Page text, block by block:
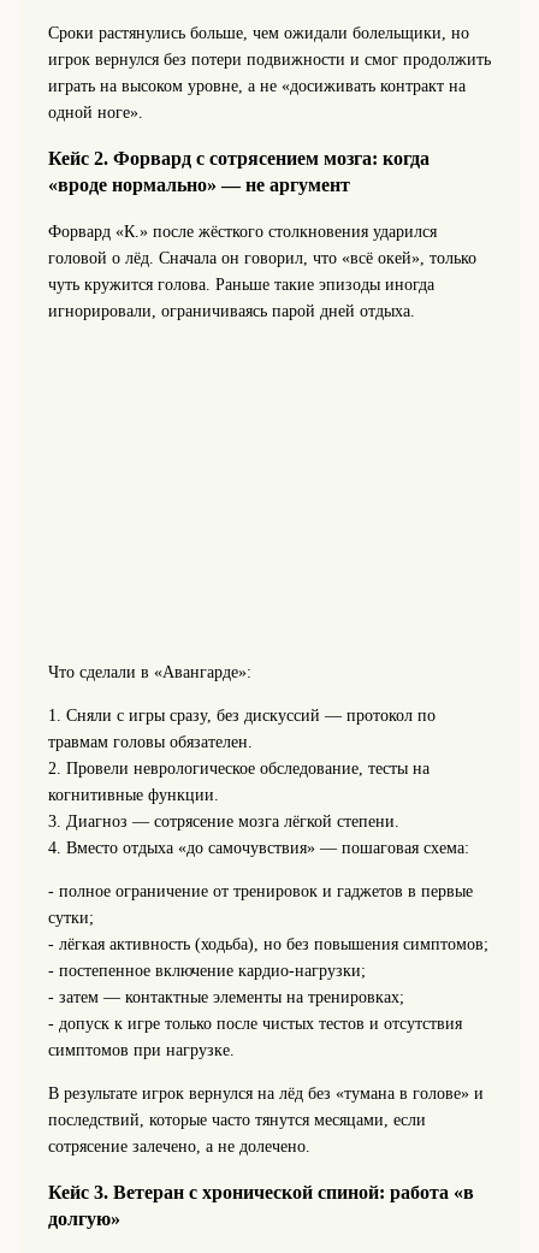
Сроки растянулись больше, чем ожидали болельщики, но
игрок вернулся без потери подвижности и смог продолжить
играть на высоком уровне, а не «досиживать контракт на
одной ноге».
Кейс 2. Форвард с сотрясением мозга: когда
«вроде нормально» — не аргумент
Форвард «К.» после жёсткого столкновения ударился
головой о лёд. Сначала он говорил, что «всё окей», только
чуть кружится голова. Раньше такие эпизоды иногда
игнорировали, ограничиваясь парой дней отдыха.
Что сделали в «Авангарде»:
1. Сняли с игры сразу, без дискуссий — протокол по
травмам головы обязателен.
2. Провели неврологическое обследование, тесты на
когнитивные функции.
3. Диагноз — сотрясение мозга лёгкой степени.
4. Вместо отдыха «до самочувствия» — пошаговая схема:
- полное ограничение от тренировок и гаджетов в первые
сутки;
- лёгкая активность (ходьба), но без повышения симптомов;
- постепенное включение кардио‑нагрузки;
- затем — контактные элементы на тренировках;
- допуск к игре только после чистых тестов и отсутствия
симптомов при нагрузке.
В результате игрок вернулся на лёд без «тумана в голове» и
последствий, которые часто тянутся месяцами, если
сотрясение залечено, а не долечено.
Кейс 3. Ветеран с хронической спиной: работа «в
долгую»